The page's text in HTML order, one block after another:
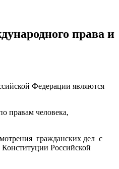
права и
Федерации являются
правам человека,
гражданских дел с
Российской